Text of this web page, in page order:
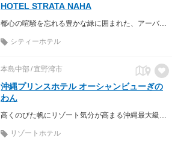
HOTEL STRATA NAHA
都心の喧騒を忘れる豊かな緑に囲まれた、アーバンリゾート
シティーホテル
本島中部 宜野湾市
沖縄プリンスホテル オーシャンビューぎの
わん
リゾートホテル